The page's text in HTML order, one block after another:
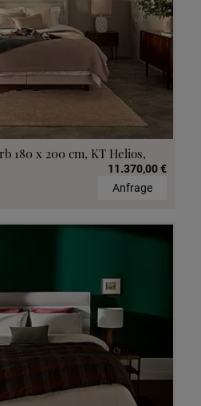
180 x 200 cm, KT Helios,
11.370,00 €
Anfrage